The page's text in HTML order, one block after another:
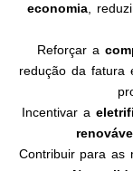
economia,
Reforçar a
redução da fatura
Incentivar a
Contribuir para as